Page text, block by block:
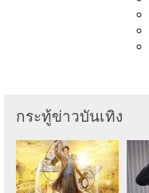
กระทู้ข่าวบันเทิง